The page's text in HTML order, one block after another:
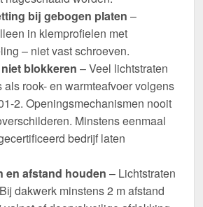
bij gebogen platen –
in klemprofielen met
– niet vast schroeven.
blokkeren – Veel lichtstraten
als rook- en warmteafvoer volgens
2. Openingsmechanismen nooit
Minstens eenmaal
bedrijf laten
en afstand houden – Lichtstraten
dakwerk minstens 2 m afstand